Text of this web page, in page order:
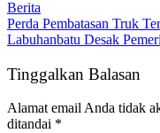
Berita
Perda Pembatasan Truk
Labuhanbatu Desak
Tinggalkan Balasan
Alamat email Anda tidak
ditandai *